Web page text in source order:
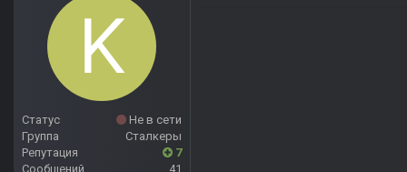
Статус
Не в сети
Группа
Сталкеры
Репутация
7
Сообщений
41